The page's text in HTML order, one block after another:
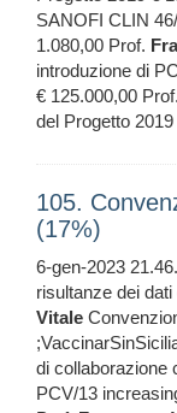
SANOFI CLIN
1.080,00 Prof.
introduzione di
€ 125.000,00 Prof.
del Progetto
105.
(17%)
6-gen-2023
risultanze dei
Vitale
di collaborazione
PCV/13